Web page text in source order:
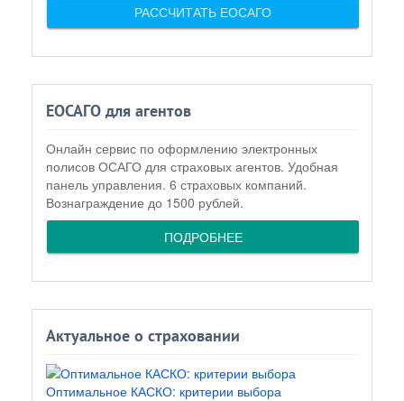
РАССЧИТАТЬ ЕОСАГО
ЕОСАГО для агентов
Онлайн сервис по оформлению электронных
полисов ОСАГО для страховых агентов. Удобная
панель управления. 6 страховых компаний.
Вознаграждение до 1500 рублей.
ПОДРОБНЕЕ
Актуальное о страховании
Оптимальное КАСКО: критерии выбора